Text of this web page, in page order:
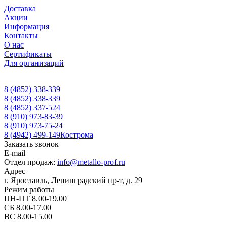
Доставка
Акции
Информация
Контакты
О нас
Сертификаты
Для организаций
8 (4852) 338-339
8 (4852) 338-339
8 (4852) 337-524
8 (910) 973-83-39
8 (910) 973-75-24
8 (4942) 499-149Кострома
Заказать звонок
E-mail
Отдел продаж: info@metallo-prof.ru
Адрес
г. Ярославль, Ленинградский пр-т, д. 29
Режим работы
ПН-ПТ 8.00-19.00
СБ 8.00-17.00
ВС 8.00-15.00